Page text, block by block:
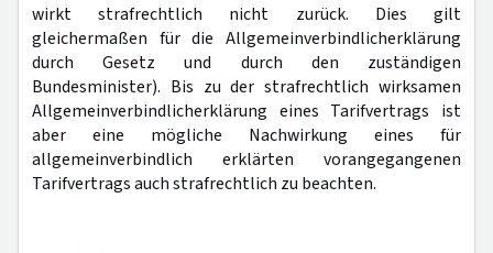
wirkt strafrechtlich nicht zurück. Dies gilt
gleichermaßen für die Allgemeinverbindlicherklärung
durch Gesetz und durch den zuständigen
Bundesminister). Bis zu der strafrechtlich wirksamen
Allgemeinverbindlicherklärung eines Tarifvertrags ist
aber eine mögliche Nachwirkung eines für
allgemeinverbindlich erklärten vorangegangenen
Tarifvertrags auch strafrechtlich zu beachten.